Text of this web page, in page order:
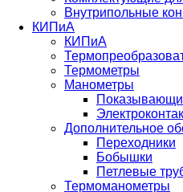
Внутрипольные
КИПиА
КИПиА
Термометры
Манометры
Дополнительное
Переходники
Бобышки
Петлевые
Термоманометры